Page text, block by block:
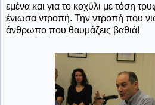
εμένα και για το κοχύλι με τόση
ένιωσα ντροπή. Την ντροπή που
άνθρωπο που θαυμάζεις βαθιά!